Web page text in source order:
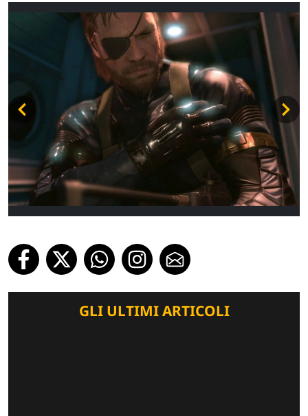
GLI ULTIMI ARTICOLI